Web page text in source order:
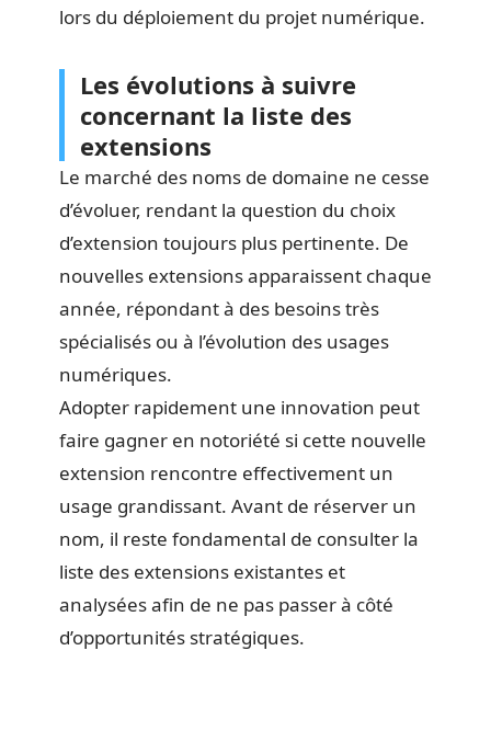
lors du déploiement du projet numérique.
Les évolutions à suivre
concernant la liste des
extensions
Le marché des noms de domaine ne cesse
d’évoluer, rendant la question du choix
d’extension toujours plus pertinente. De
nouvelles extensions apparaissent chaque
année, répondant à des besoins très
spécialisés ou à l’évolution des usages
numériques.
Adopter rapidement une innovation peut
faire gagner en notoriété si cette nouvelle
extension rencontre effectivement un
usage grandissant. Avant de réserver un
nom, il reste fondamental de consulter la
liste des extensions existantes et
analysées afin de ne pas passer à côté
d’opportunités stratégiques.